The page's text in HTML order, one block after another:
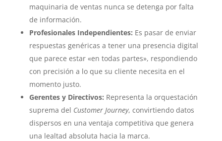
maquinaria de ventas nunca se detenga por falta
de información.
Profesionales Independientes: Es pasar de enviar
respuestas genéricas a tener una presencia digital
que parece estar «en todas partes», respondiendo
con precisión a lo que su cliente necesita en el
momento justo.
Gerentes y Directivos: Representa la orquestación
suprema del Customer Journey, convirtiendo datos
dispersos en una ventaja competitiva que genera
una lealtad absoluta hacia la marca.